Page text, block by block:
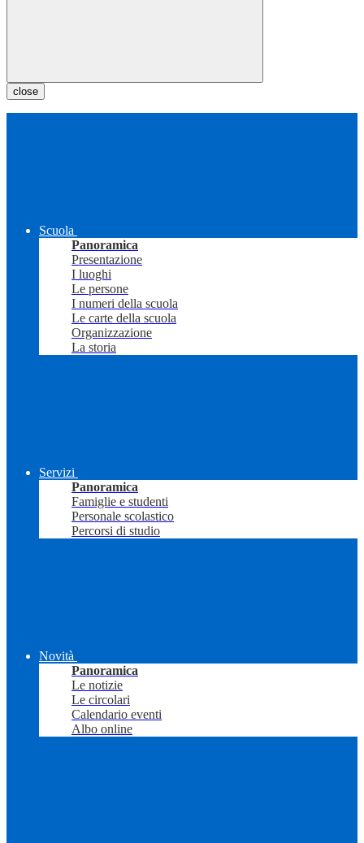
close
Scuola
Panoramica
Presentazione
I luoghi
Le persone
I numeri della scuola
Le carte della scuola
Organizzazione
La storia
Servizi
Panoramica
Famiglie e studenti
Personale scolastico
Percorsi di studio
Novità
Panoramica
Le notizie
Le circolari
Calendario eventi
Albo online